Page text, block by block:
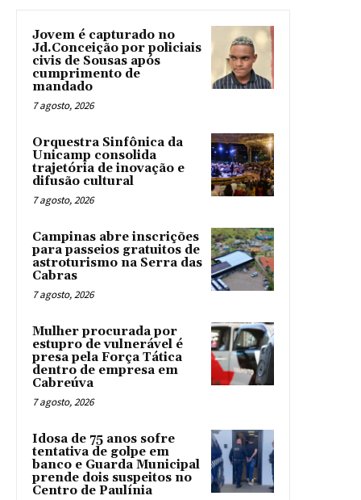
Jovem é capturado no
Jd.Conceição por policiais
civis de Sousas após
cumprimento de
mandado
7 agosto, 2026
Orquestra Sinfônica da
Unicamp consolida
trajetória de inovação e
difusão cultural
7 agosto, 2026
Campinas abre inscrições
para passeios gratuitos de
astroturismo na Serra das
Cabras
7 agosto, 2026
Mulher procurada por
estupro de vulnerável é
presa pela Força Tática
dentro de empresa em
Cabreúva
7 agosto, 2026
Idosa de 75 anos sofre
tentativa de golpe em
banco e Guarda Municipal
prende dois suspeitos no
Centro de Paulínia